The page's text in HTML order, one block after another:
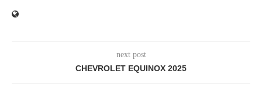
next post
CHEVROLET EQUINOX 2025